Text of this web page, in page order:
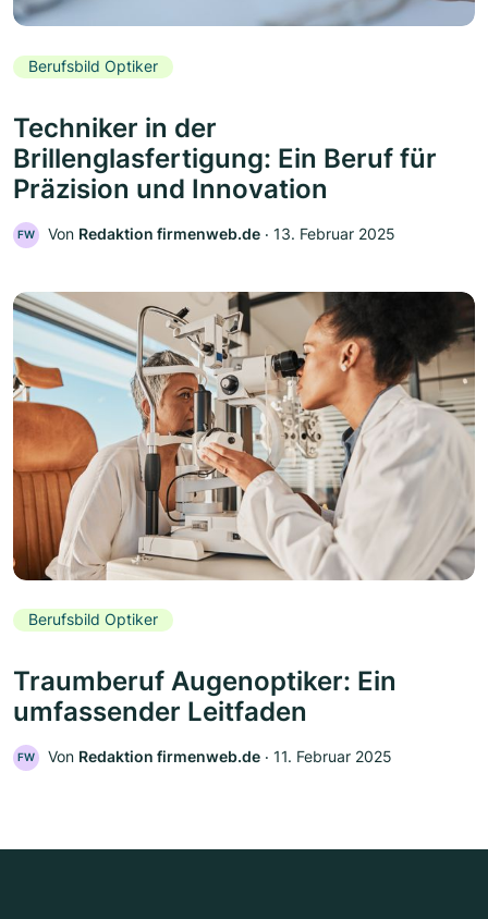
Berufsbild Optiker
Techniker in der
Brillenglasfertigung: Ein Beruf für
Präzision und Innovation
FW Von Redaktion firmenweb.de ‧ 13. Februar 2025
Berufsbild Optiker
Traumberuf Augenoptiker: Ein
umfassender Leitfaden
FW Von Redaktion firmenweb.de ‧ 11. Februar 2025